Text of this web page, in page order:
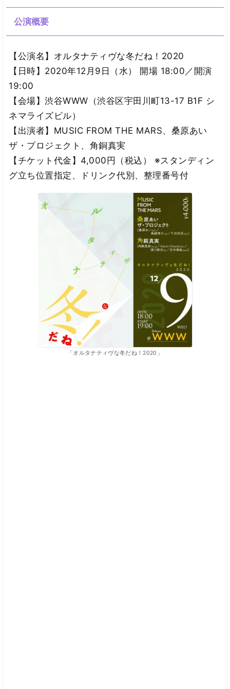
公演概要
【公演名】オルタナティヴな冬だね！2020
【日時】2020年12月9日（水） 開場 18:00／開演
19:00
【会場】渋谷WWW（渋谷区宇田川町13-17 B1F シ
ネマライズビル）
【出演者】MUSIC FROM THE MARS、桑原あい
ザ・プロジェクト、角銅真実
【チケット代金】4,000円（税込） ※スタンディン
グ立ち位置指定、ドリンク代別、整理番号付
「オルタナティヴな冬だね！2020」